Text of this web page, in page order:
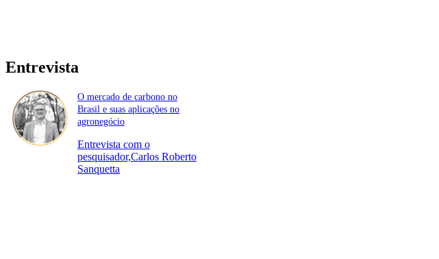
Entrevista
O mercado de carbono no
Brasil e suas aplicações no
agronegócio
Entrevista com o
pesquisador,Carlos Roberto
Sanquetta